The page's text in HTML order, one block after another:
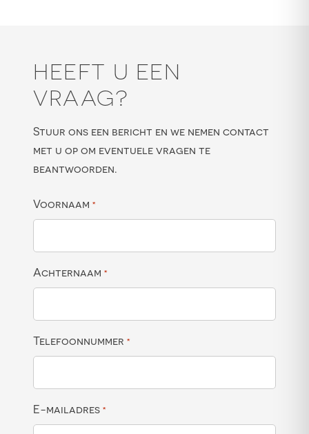
HEEFT U EEN
VRAAG?
Stuur ons een bericht en we nemen contact
met u op om eventuele vragen te
beantwoorden.
Voornaam *
Achternaam *
Telefoonnummer *
E-mailadres *